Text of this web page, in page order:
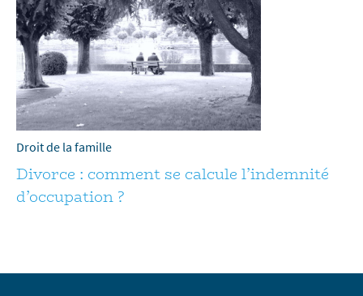
Droit de la famille
Divorce : comment se calcule l’indemnité
d’occupation ?